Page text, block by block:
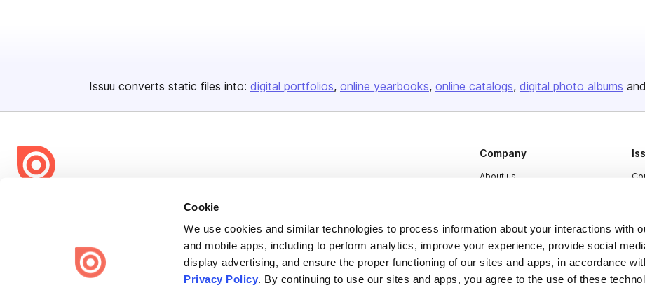
Cookie
We use cookies and similar technologies to process information about your interactions with
and mobile apps, including to perform analytics, improve your experience, provide social
display advertising, and ensure the proper functioning of our sites and apps, in accordance
Privacy Policy. By continuing to use our sites and apps, you agree to the use of these
Issuu converts static files into: digital portfolios online yearbooks online catalogs digital photo albums
share everywhere.
Issuu turns PDFs and other files into interactive flipbooks and
engaging content for every channel.
Company
About us
Plans & Pricing
Press
Contact